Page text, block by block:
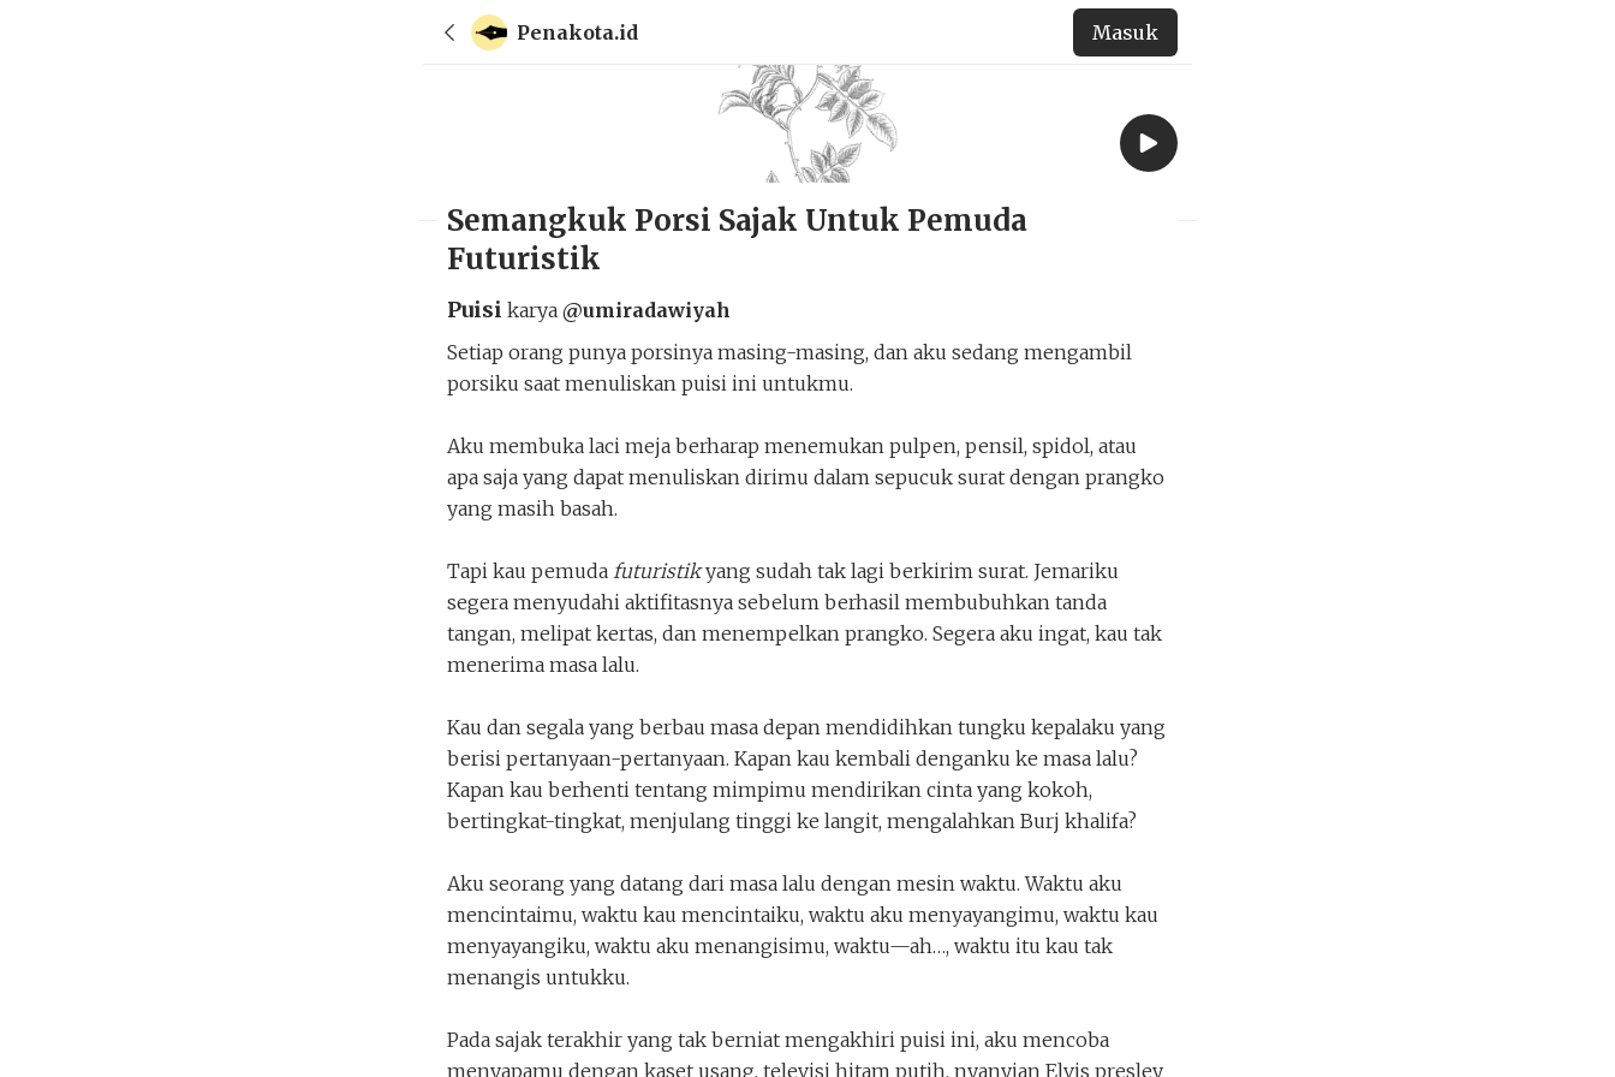
Penakota.id Masuk
Semangkuk Porsi Sajak Untuk Pemuda
Futuristik
Puisi karya @umiradawiyah
Setiap orang punya porsinya masing-masing, dan aku sedang mengambil
porsiku saat menuliskan puisi ini untukmu.
Aku membuka laci meja berharap menemukan pulpen, pensil, spidol, atau
apa saja yang dapat menuliskan dirimu dalam sepucuk surat dengan prangko
yang masih basah.
Tapi kau pemuda futuristikyang sudah tak lagi berkirim surat. Jemariku
segera menyudahi aktifitasnya sebelum berhasil membubuhkan tanda
tangan, melipat kertas, dan menempelkan prangko. Segera aku ingat, kau tak
menerima masa lalu.
Kau dan segala yang berbau masa depan mendidihkan tungku kepalaku yang
berisi pertanyaan-pertanyaan. Kapan kau kembali denganku ke masa lalu?
Kapan kau berhenti tentang mimpimu mendirikan cinta yang kokoh,
bertingkat-tingkat, menjulang tinggi ke langit, mengalahkan Burj khalifa?
Aku seorang yang datang dari masa lalu dengan mesin waktu. Waktu aku
mencintaimu, waktu kau mencintaiku, waktu aku menyayangimu, waktu kau
menyayangiku, waktu aku menangisimu, waktu—ah…, waktu itu kau tak
menangis untukku.
Pada sajak terakhir yang tak berniat mengakhiri puisi ini, aku mencoba
menyapamu dengan kaset usang, televisi hitam putih, nyanyian Elvis presley
Keluar Unduh